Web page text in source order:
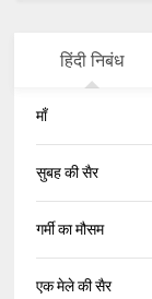
हिंदी निबंध
माँ
सुबह की सैर
गर्मी का मौसम
एक मेले की सैर